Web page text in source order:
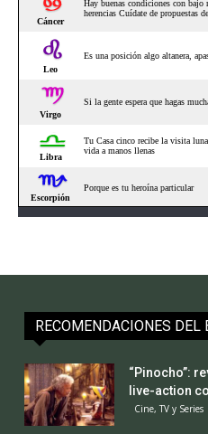
RECOMENDACIONES DEL
“Pinocho”:
live-action
Cine, TV y Series